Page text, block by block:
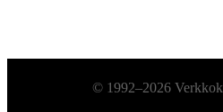
Alatunniste© 1992–2026